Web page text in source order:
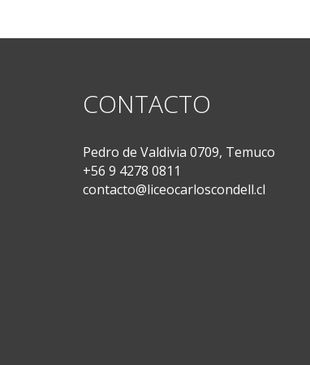
CONTACTO
Pedro de Valdivia 0709, Temuco
+56 9 4278 0811
contacto@liceocarloscondell.cl